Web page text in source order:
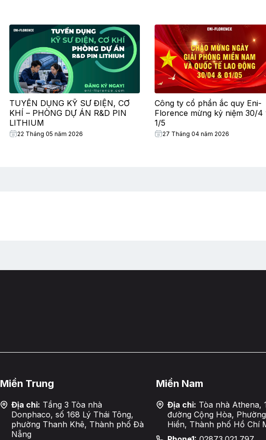
TUYỂN DỤNG KỸ SƯ ĐIỆN, CƠ
KHÍ – PHÒNG DỰ ÁN R&D PIN
LITHIUM
22 Tháng 05 năm 2026
Công ty cổ phần ắc quy Eni-
Florence mừng kỷ niệm 30/4
1/5
27 Tháng 04 năm 2026
Miền Trung
Địa chỉ: Tầng 3 Tòa nhà
Donphaco, số 168 Lý Thái Tông,
phường Thanh Khê, Thành phố Đà
Nẵng
Miền Nam
Địa chỉ: Tòa nhà Athena,
đường Cộng Hòa,
Hiền, Thành phố Hồ Chí